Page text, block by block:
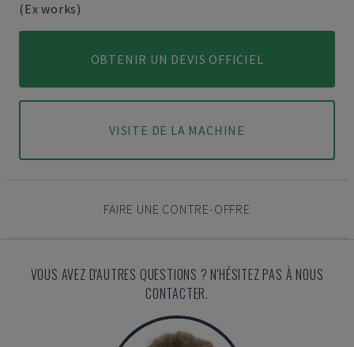
(Ex works)
OBTENIR UN DEVIS OFFICIEL
VISITE DE LA MACHINE
FAIRE UNE CONTRE-OFFRE
VOUS AVEZ D'AUTRES QUESTIONS ? N'HÉSITEZ PAS À NOUS
CONTACTER.